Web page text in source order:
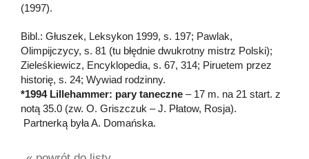
(1997).
Bibl.: Głuszek, Leksykon 1999, s. 197; Pawlak,
Olimpijczycy, s. 81 (tu błędnie dwukrotny mistrz Polski);
Zieleśkiewicz, Encyklopedia, s. 67, 314; Piruetem przez
historię, s. 24; Wywiad rodzinny.
*1994 Lillehammer: pary taneczne – 17 m. na 21 start. z
notą 35.0 (zw. O. Griszczuk – J. Płatow, Rosja).
Partnerką była A. Domańska.